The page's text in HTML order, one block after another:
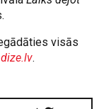
visās
.